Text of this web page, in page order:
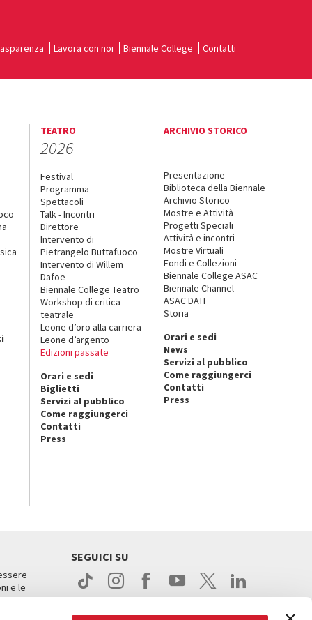
Lavora con noi Biennale College Contatti
TEATRO
2026
Festival
Programma
Spettacoli
Talk - Incontri
Direttore
Intervento di
Pietrangelo Buttafuoco
Intervento di Willem
Dafoe
Biennale College Teatro
Workshop di critica
teatrale
Leone d’oro alla carriera
Leone d’argento
Edizioni passate
Orari e sedi
Biglietti
Servizi al pubblico
Come raggiungerci
Contatti
Press
ARCHIVIO STORICO
Presentazione
Biblioteca della Biennale
Archivio Storico
Mostre e Attività
Progetti Speciali
Attività e incontri
Mostre Virtuali
Fondi e Collezioni
Biennale College ASAC
Biennale Channel
ASAC DATI
Storia
Orari e sedi
News
Servizi al pubblico
Come raggiungerci
Contatti
Press
e le
SEGUICI SU